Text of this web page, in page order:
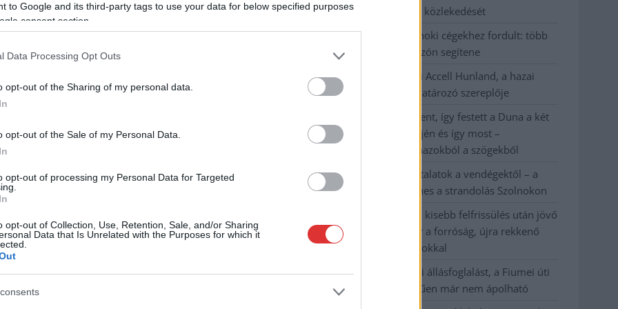
to Google and its third-party tags to use your data for below specified purposes
consent section.
Data Processing Opt Outs
opt-out of the Sharing of my personal data.
opt-out of the Sale of my Personal Data.
opt-out of processing my Personal Data for Targeted
opt-out of Collection, Use, Retention, Sale, and/or Sharing
Data that Is Unrelated with the Purposes for which it
jelentkeznek hasznos egészségügyi tippekkel és életmód-
majd időszakos, szezonális és limitált kiadású gasztro-
Kecskemét vasútvonal közlekedését
A polgármester a szolnoki cégekhez fordult: több
száz elbocsátott dolgozón segítene
Csődbe ment a tószegi Accell Hunland, a hazai
kerékpárgyártás meghatározó szereplője
Egyszer fent, egyszer lent, így festett a Duna a két
évvel ezelőtti árvíz idején és így most –
fotógyűjtemény ugyanazokból a szögekből
Ilyenek eddig a tapasztalatok a vendégektől – a
hőhullám miatt ingyenes a strandolás Szolnokon
Nem biztató: a hétvégi kisebb felfrissülés után jövő
héten megint visszatér a forróság, újra rekkenő
hőség jön, akár 38 fokokkal
Közzétették a szakértői állásfoglalást, a Fiumei úti
fák többsége szakszerűen már nem ápolható